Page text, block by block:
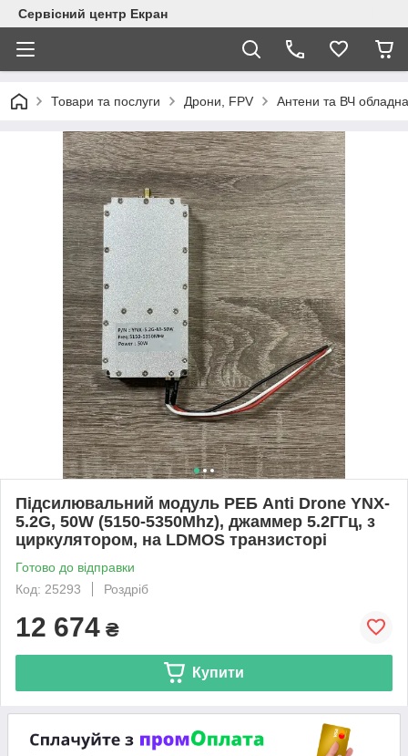
Сервісний центр Екран
Товари та послуги Дрони, FPV Антени та ВЧ
Підсилювальний модуль РЕБ Anti Drone YNX-
5.2G, 50W (5150-5350Mhz), джаммер 5.2ГГц, з
циркулятором, на LDMOS транзисторі
Готово до відправки
Код: 25293
Роздріб
12 674 ₴
Купити